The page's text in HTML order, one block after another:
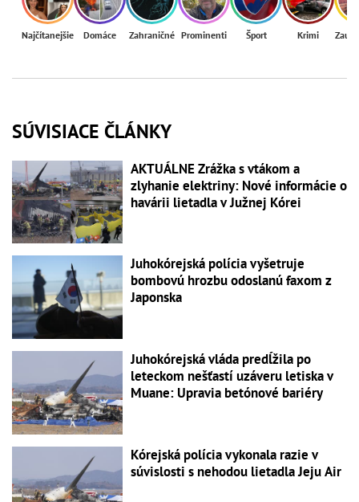
Najčítanejšie Domáce Zahraničné Prominenti Šport Krimi
SÚVISIACE ČLÁNKY
AKTUÁLNE Zrážka s vtákom a
zlyhanie elektriny: Nové informácie o
havárii lietadla v Južnej Kórei
Juhokórejská polícia vyšetruje
bombovú hrozbu odoslanú faxom z
Japonska
Juhokórejská vláda predĺžila po
leteckom nešťastí uzáveru letiska v
Muane: Upravia betónové bariéry
Kórejská polícia vykonala razie v
súvislosti s nehodou lietadla Jeju Air